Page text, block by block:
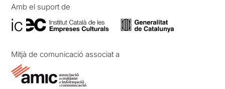
Amb el suport de
Mitjà de comunicació associat a